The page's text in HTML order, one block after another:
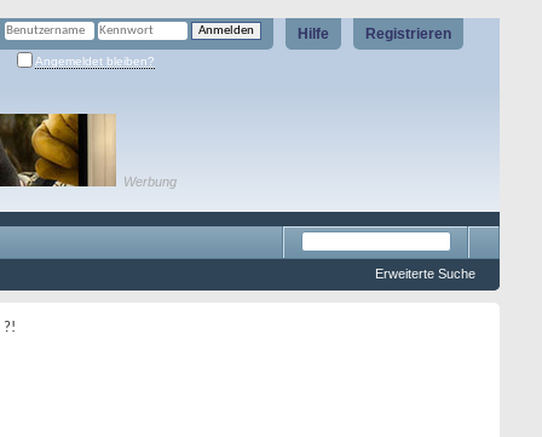
Registrieren
Hilfe
Angemeldet bleiben?
Werbung
Erweiterte Suche
?!